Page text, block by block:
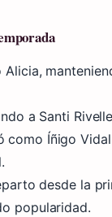
a Santi
como Íñigo
desde la
popularidad.